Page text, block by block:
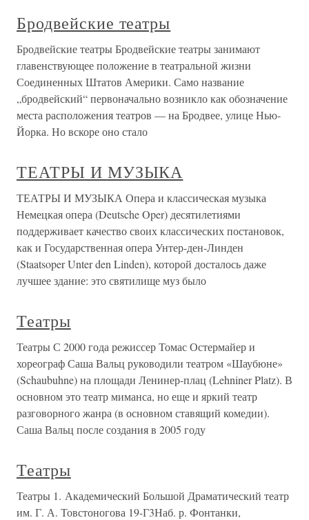
Бродвейские театры
Бродвейские театры Бродвейские театры занимают
главенствующее положение в театральной жизни
Соединенных Штатов Америки. Само название
„бродвейский“ первоначально возникло как обозначение
места расположения театров — на Бродвее, улице Нью-
Йорка. Но вскоре оно стало
ТЕАТРЫ И МУЗЫКА
ТЕАТРЫ И МУЗЫКА Опера и классическая музыка
Немецкая опера (Deutsche Oper) десятилетиями
поддерживает качество своих классических постановок,
как и Государственная опера Унтер-ден-Линден
(Staatsoper Unter den Linden), которой досталось даже
лучшее здание: это святилище муз было
Театры
Театры С 2000 года режиссер Томас Остермайер и
хореограф Саша Вальц руководили театром «Шаубюне»
(Schaubuhne) на площади Ленинер-плац (Lehniner Platz). В
основном это театр миманса, но еще и яркий театр
разговорного жанра (в основном ставящий комедии).
Саша Вальц после создания в 2005 году
Театры
Театры 1. Академический Большой Драматический театр
им. Г. А. Товстоногова 19-Г3Наб. р. Фонтанки,